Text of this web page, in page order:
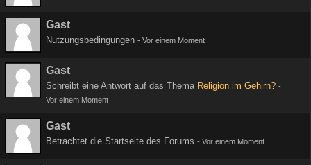
Gast
Nutzungsbedingungen - Vor einem Moment
Gast
Schreibt eine Antwort auf das Thema Religion im Gehirn? -
Vor einem Moment
Gast
Betrachtet die Startseite des Forums - Vor einem Moment